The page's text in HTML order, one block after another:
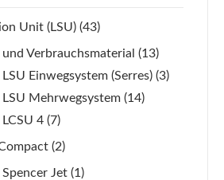
Unit (LSU) (43)
Verbrauchsmaterial (13)
Einwegsystem (Serres) (3)
Mehrwegsystem (14)
4 (7)
(2)
Jet (1)